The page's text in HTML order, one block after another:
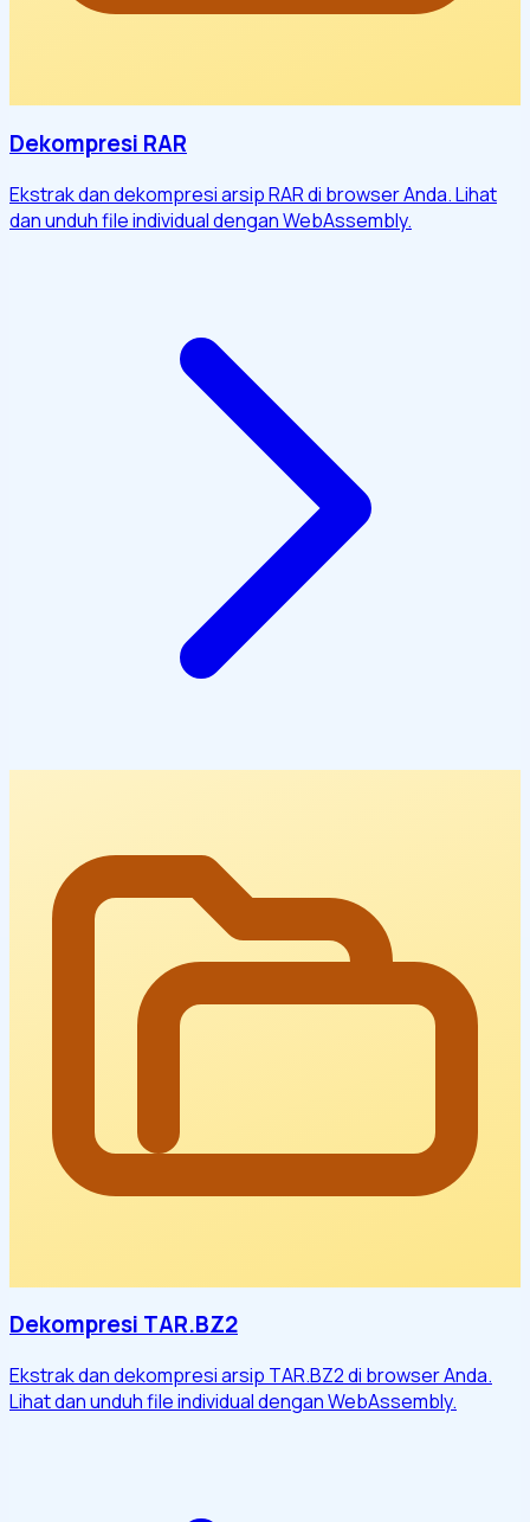
Dekompresi RAR
Ekstrak dan dekompresi arsip RAR di browser Anda. Lihat
dan unduh file individual dengan WebAssembly.
Dekompresi TAR.BZ2
Ekstrak dan dekompresi arsip TAR.BZ2 di browser Anda.
Lihat dan unduh file individual dengan WebAssembly.